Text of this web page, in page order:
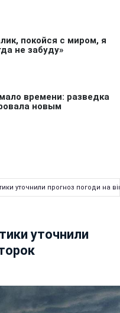
уточнили прогноз погоди на
уточнили